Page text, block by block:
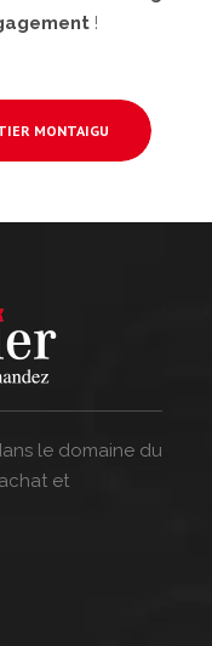
!
MONTAIGU
le domaine du
et